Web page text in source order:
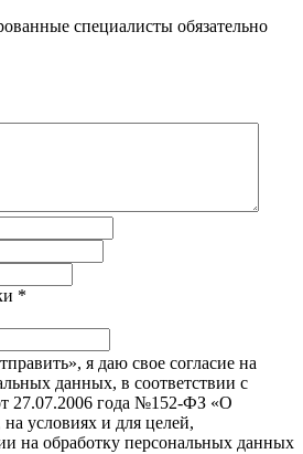
специалисты обязательно
*
я даю свое согласие на
данных, в соответствии с
27.07.2006 года №152-ФЗ «О
условиях и для целей,
на обработку персональных данных